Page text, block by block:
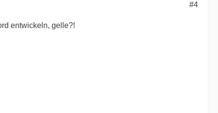
#4
entwickeln, gelle?!